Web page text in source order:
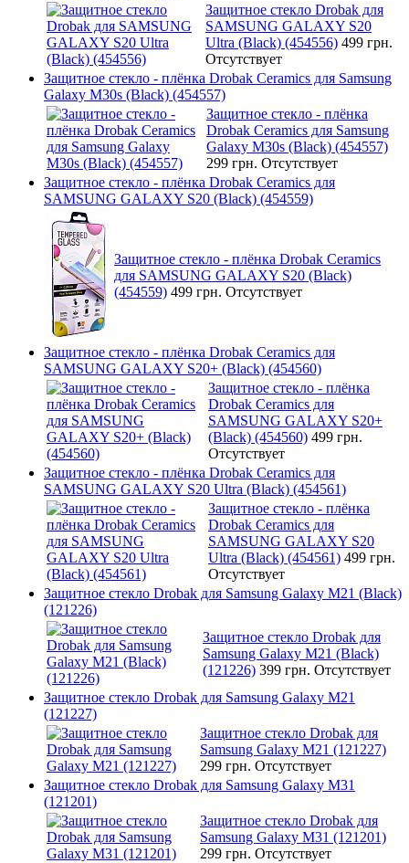
Защитное стекло Drobak для
SAMSUNG GALAXY S20
Ultra (Black) (454556) 499 грн.
Отсутствует
Защитное стекло - плёнка Drobak Ceramics для Samsung
Galaxy M30s (Black) (454557)
Защитное стекло - плёнка
Drobak Ceramics для Samsung
Galaxy M30s (Black) (454557)
299 грн. Отсутствует
Защитное стекло - плёнка Drobak Ceramics для
SAMSUNG GALAXY S20 (Black) (454559)
Защитное стекло - плёнка Drobak Ceramics
для SAMSUNG GALAXY S20 (Black)
(454559) 499 грн. Отсутствует
Защитное стекло - плёнка Drobak Ceramics для
SAMSUNG GALAXY S20+ (Black) (454560)
Защитное стекло - плёнка
Drobak Ceramics для
SAMSUNG GALAXY S20+
(Black) (454560) 499 грн.
Отсутствует
Защитное стекло - плёнка Drobak Ceramics для
SAMSUNG GALAXY S20 Ultra (Black) (454561)
Защитное стекло - плёнка
Drobak Ceramics для
SAMSUNG GALAXY S20
Ultra (Black) (454561) 499 грн.
Отсутствует
Защитное стекло Drobak для Samsung Galaxy М21 (Black)
(121226)
Защитное стекло Drobak для
Samsung Galaxy М21 (Black)
(121226) 399 грн. Отсутствует
Защитное стекло Drobak для Samsung Galaxy М21
(121227)
Защитное стекло Drobak для
Samsung Galaxy М21 (121227)
299 грн. Отсутствует
Защитное стекло Drobak для Samsung Galaxy М31
(121201)
Защитное стекло Drobak для
Samsung Galaxy М31 (121201)
299 грн. Отсутствует